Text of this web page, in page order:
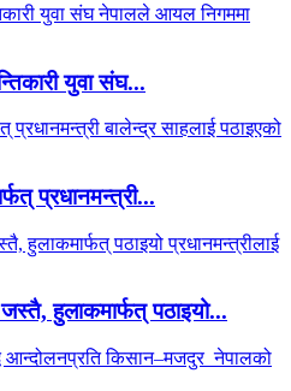
युवा संघ...
प्रधानमन्त्री...
हुलाकमार्फत् पठाइयो...